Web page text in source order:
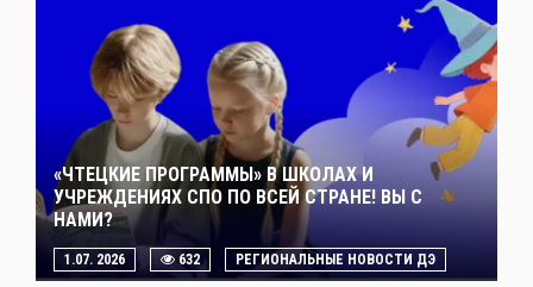
«ЧТЕЦКИЕ ПРОГРАММЫ» В ШКОЛАХ И
УЧРЕЖДЕНИЯХ СПО ПО ВСЕЙ СТРАНЕ! ВЫ С
НАМИ?
1.07. 2026 632 РЕГИОНАЛЬНЫЕ НОВОСТИ ДЭ